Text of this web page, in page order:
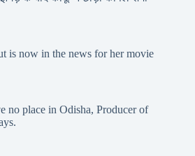
is now in the news for her movie
no place in Odisha, Producer of